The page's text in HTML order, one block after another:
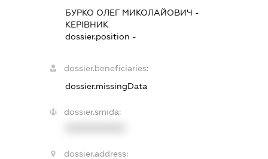
БУРКО ОЛЕГ МИКОЛАЙОВИЧ -
КЕРІВНИК
dossier.position -
dossier.beneficiaries:
dossier.missingData
dossier.smida:
dossier.address: